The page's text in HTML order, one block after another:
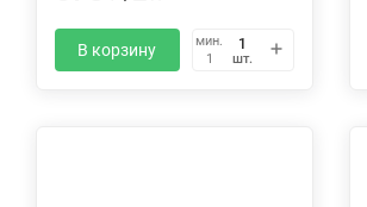
В корзину
мин.
1
шт.